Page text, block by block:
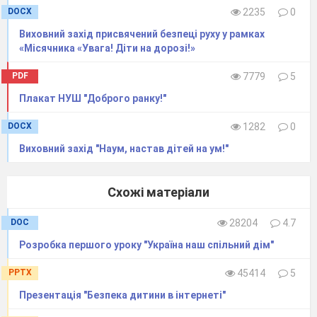
Приберіть долоні, закрийте очі й
відійдіть на два кроки назад, тричі
повільно оберніться навколо себе на місці
вперед і постарається (не відкриваючи
А тепер відкрийте очі. Посміхніться.
Посмішка – це знак інформації, який
допомагає людині відчути настрій
ситуації.
Посміхайтеся більше, даруйте настрій
оточуючим. Хороший настрій укріплює
DOCX 2235
0
Виховний захід присвячений безпеці руху у рамках
«Місячника «Увага! Діти на дорозі!»
PDF 7779
5
Плакат НУШ "Доброго ранку!"
DOCX 1282
0
Виховний захід "Наум, настав дітей на ум!"
Схожі матеріали
DOC 28204
4.7
Розробка першого уроку "Україна наш спільний дім"
PPTX 45414
5
Презентація "Безпека дитини в інтернеті"